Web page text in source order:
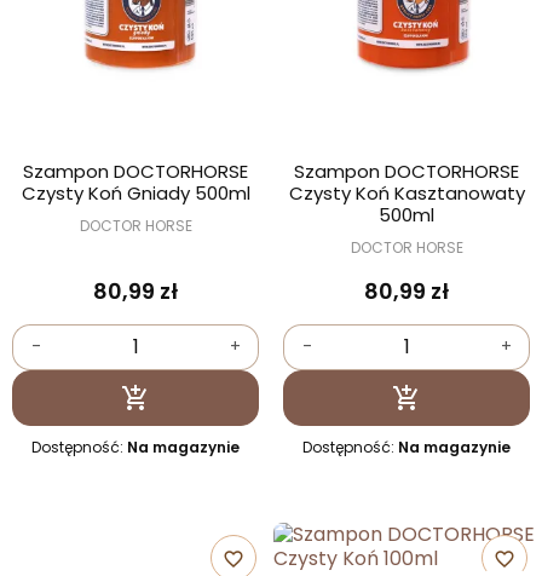
Szampon DOCTORHORSE
Czysty Koń Gniady 500ml
DOCTOR HORSE
80,99 zł
- +
 Dodaj do koszyka
Dostępność: Na magazynie
Szampon DOCTORHORSE
Czysty Koń Kasztanowaty
500ml
DOCTOR HORSE
80,99 zł
- +
 Dodaj do
Dostępność: Na magazynie
favorite_border favorite_border